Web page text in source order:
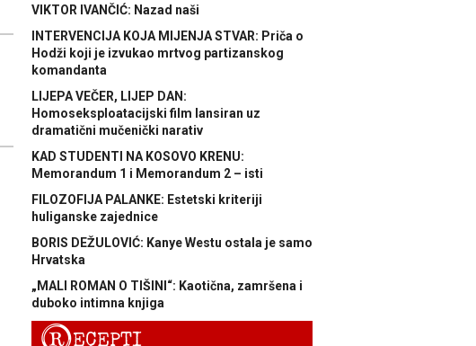
VIKTOR IVANČIĆ: Nazad naši
INTERVENCIJA KOJA MIJENJA STVAR: Priča o
Hodži koji je izvukao mrtvog partizanskog
komandanta
LIJEPA VEČER, LIJEP DAN:
Homoseksploatacijski film lansiran uz
dramatični mučenički narativ
KAD STUDENTI NA KOSOVO KRENU:
Memorandum 1 i Memorandum 2 – isti
FILOZOFIJA PALANKE: Estetski kriteriji
huliganske zajednice
BORIS DEŽULOVIĆ: Kanye Westu ostala je samo
Hrvatska
„MALI ROMAN O TIŠINI“: Kaotična, zamršena i
duboko intimna knjiga
ECEPTI